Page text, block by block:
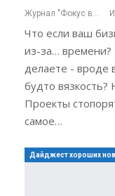
Журнал "Фокус внимания"
Что если ваш
из-за… времени?
делаете - вроде
будто
Проекты
самое…